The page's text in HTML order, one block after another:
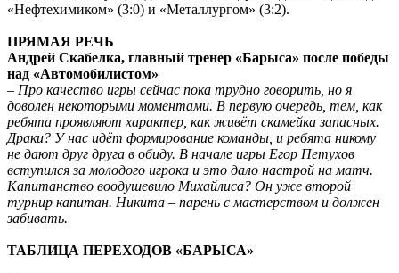
«Нефтехимиком» (3:0) и «Металлургом» (3:2).
ПРЯМАЯ РЕЧЬ
Андрей Скабелка, главный тренер «Барыса» после победы
над «Автомобилистом»
– Про качество игры сейчас пока трудно говорить, но я
доволен некоторыми моментами. В первую очередь, тем, как
ребята проявляют характер, как живёт скамейка запасных.
Драки? У нас идёт формирование команды, и ребята никому
не дают друг друга в обиду. В начале игры Егор Петухов
вступился за молодого игрока и это дало настрой на матч.
Капитанство воодушевило Михайлиса? Он уже второй
турнир капитан. Никита – парень с мастерством и должен
забивать.
ТАБЛИЦА ПЕРЕХОДОВ «БАРЫСА»